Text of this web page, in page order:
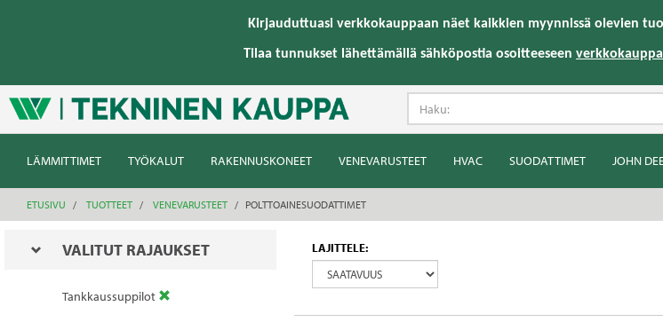
Kirjauduttuasi verkkokauppaan näet kaikkien myynnissä olevien
Tilaa tunnukset lähettämällä sähköpostia osoitteeseen
LÄMMITTIMET TYÖKALUT RAKENNUSKONEET VENEVARUSTEET HVAC SUODATTIMET JOHN
ETUSIVU TUOTTEET VENEVARUSTEET POLTTOAINESUODATTIMET
VALITUT RAJAUKSET
Tankkaussuppilot
LAJITTELE: